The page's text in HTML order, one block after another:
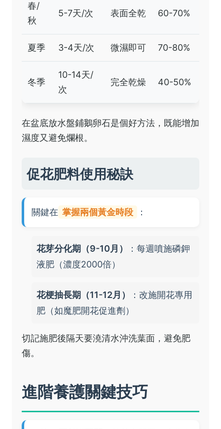
春/
秋
5-7天/次 表面全乾 60-70%
夏季 3-4天/次 微濕即可 70-80%
冬季
10-14天/
次
完全乾燥 40-50%
在盆底放水盤鋪鵝卵石是個好方法，既能增加
濕度又避免爛根。
促花肥料使用秘訣
關鍵在 掌握兩個黃金時段 ：
花芽分化期（9-10月）
：每週噴施磷鉀
液肥（濃度2000倍）
花梗抽長期（11-12月）
：改施開花專用
肥（如魔肥開花促進劑）
切記施肥後隔天要澆清水沖洗葉面，避免肥
傷。
進階養護關鍵技巧